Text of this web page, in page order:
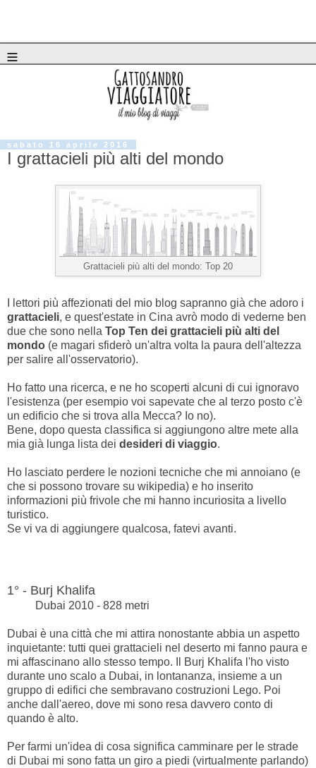
≡
sabato 16 aprile 2016
I grattacieli più alti del mondo
Grattacieli più alti del mondo: Top 20
I lettori più affezionati del mio blog sapranno già che adoro i
grattacieli, e quest'estate in Cina avrò modo di vederne ben
due che sono nella Top Ten dei grattacieli più alti del
mondo (e magari sfiderò un'altra volta la paura dell'altezza
per salire all'osservatorio).
Ho fatto una ricerca, e ne ho scoperti alcuni di cui ignoravo
l'esistenza (per esempio voi sapevate che al terzo posto c'è
un edificio che si trova alla Mecca? Io no).
Bene, dopo questa classifica si aggiungono altre mete alla
mia già lunga lista dei desideri di viaggio.
Ho lasciato perdere le nozioni tecniche che mi annoiano (e
che si possono trovare su wikipedia) e ho inserito
informazioni più frivole che mi hanno incuriosita a livello
turistico.
Se vi va di aggiungere qualcosa, fatevi avanti.
1° - Burj Khalifa
Dubai 2010 - 828 metri
Dubai è una città che mi attira nonostante abbia un aspetto
inquietante: tutti quei grattacieli nel deserto mi fanno paura e
mi affascinano allo stesso tempo. Il Burj Khalifa l'ho visto
durante uno scalo a Dubai, in lontananza, insieme a un
gruppo di edifici che sembravano costruzioni Lego. Poi
anche dall'aereo, dove mi sono resa davvero conto di
quando è alto.
Per farmi un'idea di cosa significa camminare per le strade
di Dubai mi sono fatta un giro a piedi (virtualmente parlando)